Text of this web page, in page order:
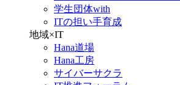
学生団体with
ITの担い手育成
地域×IT
Hana道場
Hana工房
サイバーサクラ